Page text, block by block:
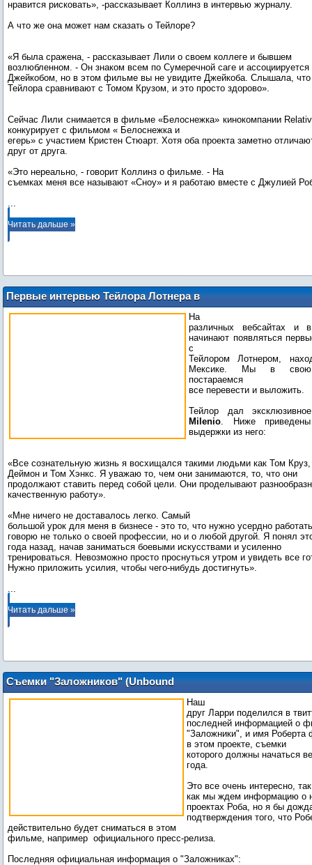
нравится рисковать», -рассказывает Коллинз в интервью журналу.
А что же она может нам сказать о Тейлоре?
«Я была сражена, - рассказывает Лили о своем коллеге и бывшем
возлюбленном. - Он знаком всем по Сумеречной саге и ассоциируется
Джейкобом, но в этом фильме вы не увидите Джейкоба. Слышала, что
Тейлора сравнивают с Томом Крузом, и это просто здорово».
Сейчас Лили снимается в фильме «Белоснежка» кинокомпании
конкурирует с фильмом « Белоснежка и
егерь» с участием Кристен Стюарт. Хотя оба проекта заметно
друг от друга.
«Это нереально, - говорит Коллинз о фильме. - На
...
Читать дальше »
Первые интервью Тейлора Лотнера в
Мексике
На
различных вебсайтах и
начинают появляться
с
Тейлором Лотнером,
Мексике. Мы в свою
постараемся
все перевести и выложить.
Тейлор дал
Milenio. Ниже приведены
выдержки из него:
«Все сознательную жизнь я восхищался такими людьми как Том
Деймон и Том Хэнкс. Я уважаю то, чем они занимаются, то, что они
продолжают ставить перед собой цели. Они проделывают
качественную работу».
«Мне ничего не доставалось легко. Самый
большой урок для меня в бизнесе - это то, что нужно усердно
говорю не только о своей профессии, но и о любой другой. Я понял
года назад, начав заниматься боевыми искусствами и усиленно
тренироваться. Невозможно просто проснуться утром и увидеть все
...
Читать дальше »
Съемки "Заложников" (Unbound
Captives) начнутся весной 2012?
Наш
друг Ларри поделился в
последней информацией о
"Заложники", и имя Роберта
в этом проекте, съемки
которого должны начаться
года.
Это все очень интересно, так
как мы ждем информацию о
проектах Роба, но я бы
подтверждения того, что
действительно будет сниматься в этом
фильме, например официального пресс-релиза.
Последняя официальная информация о "Заложниках":